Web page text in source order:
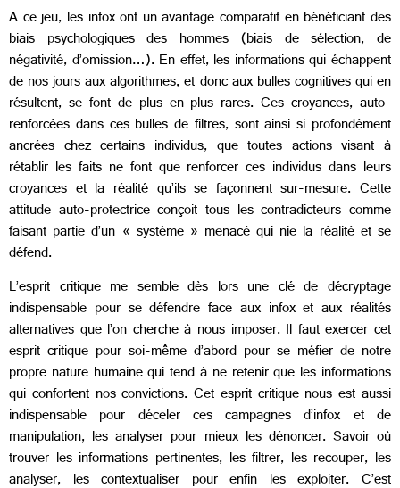
A ce jeu, les infox ont un avantage comparatif en bénéficiant des
biais psychologiques des hommes (biais de sélection, de
négativité, d’omission…). En effet, les informations qui échappent
de nos jours aux algorithmes, et donc aux bulles cognitives qui en
résultent, se font de plus en plus rares. Ces croyances, auto-
renforcées dans ces bulles de filtres, sont ainsi si profondément
ancrées chez certains individus, que toutes actions visant à
rétablir les faits ne font que renforcer ces individus dans leurs
croyances et la réalité qu’ils se façonnent sur-mesure. Cette
attitude auto-protectrice conçoit tous les contradicteurs comme
faisant partie d’un « système » menacé qui nie la réalité et se
défend.
L’esprit critique me semble dès lors une clé de décryptage
indispensable pour se défendre face aux infox et aux réalités
alternatives que l’on cherche à nous imposer. Il faut exercer cet
esprit critique pour soi-même d’abord pour se méfier de notre
propre nature humaine qui tend à ne retenir que les informations
qui confortent nos convictions. Cet esprit critique nous est aussi
indispensable pour déceler ces campagnes d’infox et de
manipulation, les analyser pour mieux les dénoncer. Savoir où
trouver les informations pertinentes, les filtrer, les recouper, les
analyser, les contextualiser pour enfin les exploiter. C’est